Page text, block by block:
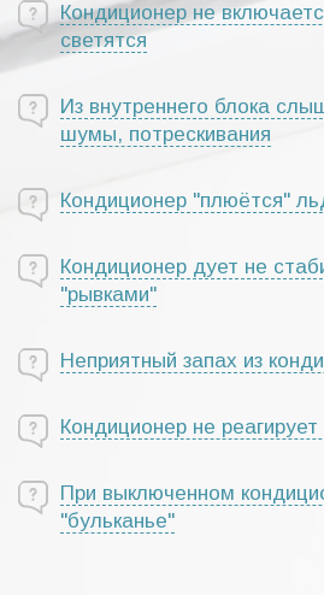
Кондиционер не
светятся
Из внутреннего блока
шумы, потрескивания
Кондиционер "плюётся"
Кондиционер дует не
"рывками"
Неприятный запах из
Кондиционер не
При выключенном
"бульканье"